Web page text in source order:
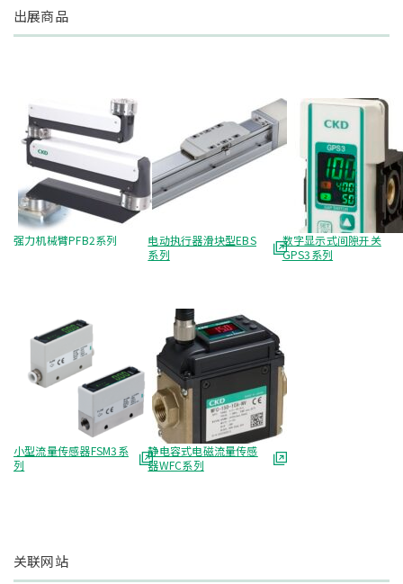
出展商品
强力机械臂PFB2系列
电动执行器滑块型EBS
系列
数字显示式间隙开关
GPS3系列
小型流量传感器FSM3系
列
静电容式电磁流量传感
器WFC系列
关联网站